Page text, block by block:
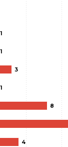
1
1
3
1
8
4